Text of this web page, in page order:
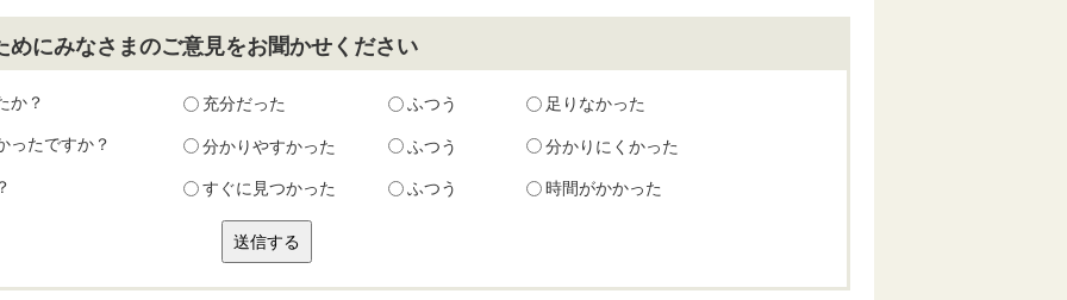
にみなさまのご意見をお聞かせください
か？ 充分だった ふつう 足りなかった
ったですか？ 分かりやすかった ふつう 分かりにくかった
すぐに見つかった ふつう 時間がかかった